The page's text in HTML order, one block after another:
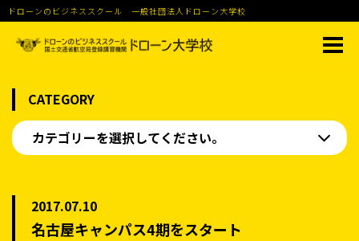
ドローンのビジネススクール 一般社団法人ドローン大学校
CATEGORY
カテゴリーを選択してください。
2017.07.10
名古屋キャンパス4期をスタート